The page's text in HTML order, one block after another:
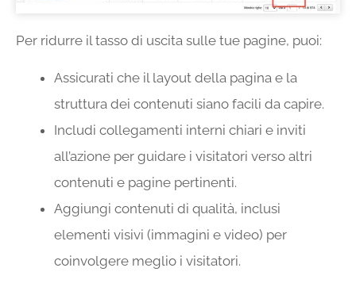
Per ridurre il tasso di uscita sulle tue pagine, puoi:
Assicurati che il layout della pagina e la
struttura dei contenuti siano facili da capire.
Includi collegamenti interni chiari e inviti
all’azione per guidare i visitatori verso altri
contenuti e pagine pertinenti.
Aggiungi contenuti di qualità, inclusi
elementi visivi (immagini e video) per
coinvolgere meglio i visitatori.